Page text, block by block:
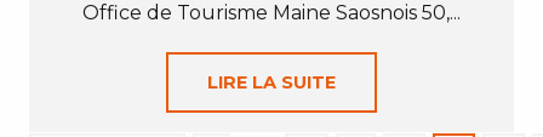
Office de Tourisme Maine Saosnois 50,...
LIRE LA SUITE